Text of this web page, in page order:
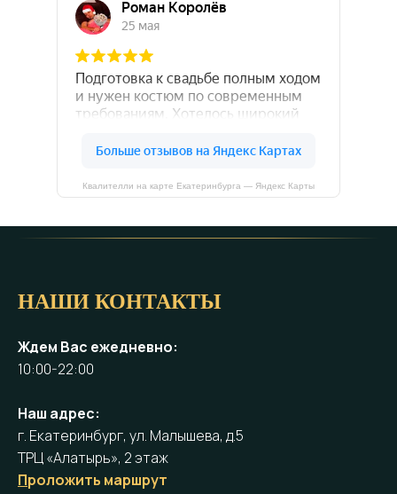
Квалителли на карте Екатеринбурга — Яндекс Карты
НАШИ КОНТАКТЫ
Ждем Вас ежедневно:
10:00-22:00
Наш адрес:
г. Екатеринбург, ул. Малышева, д.5
ТРЦ «Алатырь», 2 этаж
Проложить маршрут